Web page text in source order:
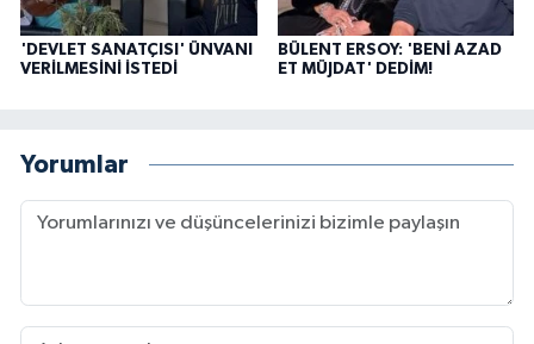
'DEVLET SANATÇISI' ÜNVANI
VERİLMESİNİ İSTEDİ
BÜLENT ERSOY: 'BENİ AZAD
ET MÜJDAT' DEDİM!
Yorumlar